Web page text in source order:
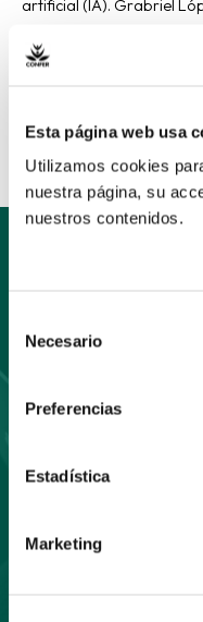
Esta página web usa
Utilizamos cookies
nuestra página, su
nuestros contenidos.
Necesario
Preferencias
Estadística
Marketing
artificial (IA). Grabriel
a